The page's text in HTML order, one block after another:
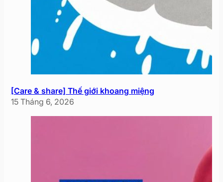
[Care & share] Thế giới khoang miệng
15 Tháng 6, 2026